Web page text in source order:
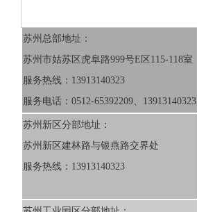
苏州总部地址：
苏州市姑苏区虎阜路999号E区115-118室
服务热线：13913140323
服务电话：0512-65392209、13913140323
苏州新区分部地址：
苏州新区建林路与银燕路交界处
服务热线：13913140323